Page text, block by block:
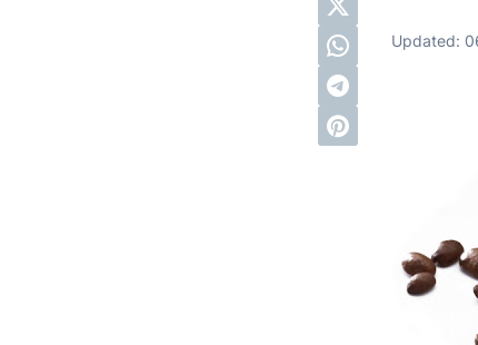
Updated: